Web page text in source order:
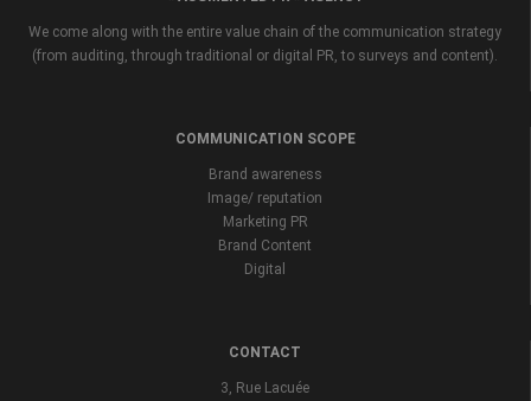
We come along with the entire value chain of the communication strategy
(from auditing, through traditional or digital PR, to surveys and content).
COMMUNICATION SCOPE
Brand awareness
Image/ reputation
Marketing PR
Brand Content
Digital
CONTACT
3, Rue Lacuée